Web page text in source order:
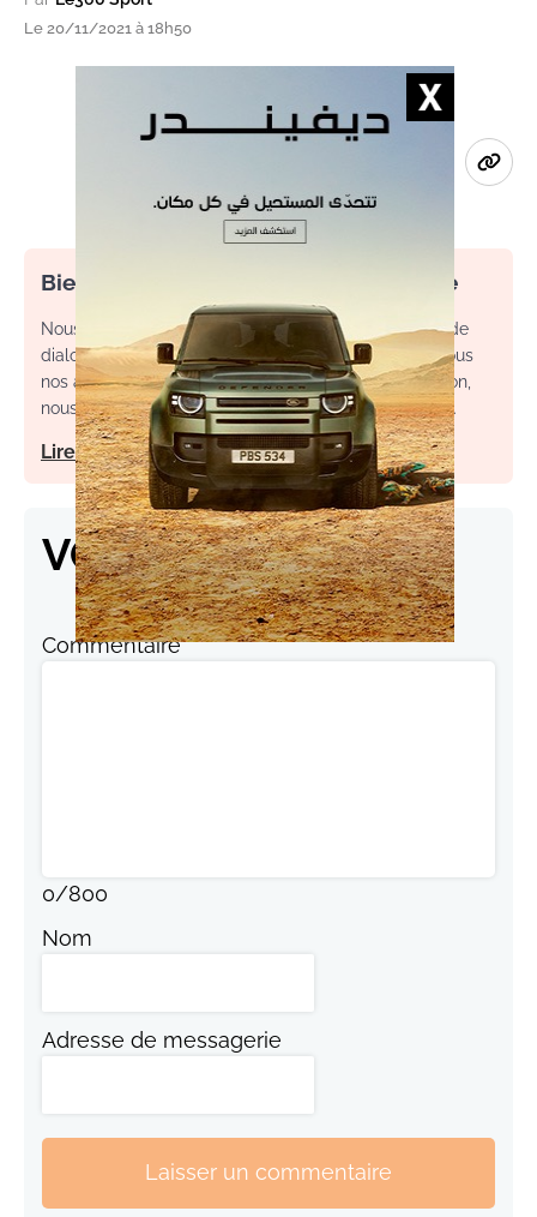
Le 20/11/2021 à 18h50
Bienvenue dans l’espace commentaire
Nous souhaitons un espace de débat, d’échange et de
dialogue. Afin d'améliorer la qualité des échanges sous
nos articles, ainsi que votre expérience de contribution,
nous vous invitons à consulter nos règles d’utilisation.
Lire notre charte
VOS RÉACTIONS
Commentaire
0/800
Nom
Adresse de messagerie
Laisser un commentaire